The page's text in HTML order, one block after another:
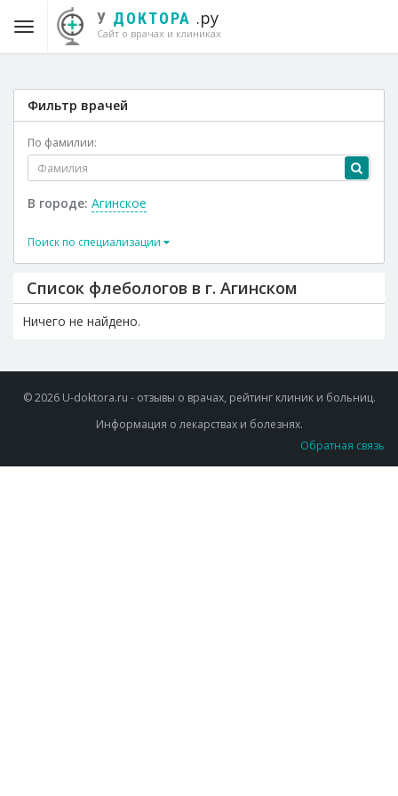
У ДОКТОРА .ру
Сайт о врачах и клиниках
Фильтр врачей
По фамилии:
В городе: Агинское
Поиск по специализации
Список флебологов в г. Агинском
Ничего не найдено.
© 2026 U-doktora.ru - отзывы о врачах, рейтинг клиник и больниц.
Информация о лекарствах и болезнях.
Обратная связь